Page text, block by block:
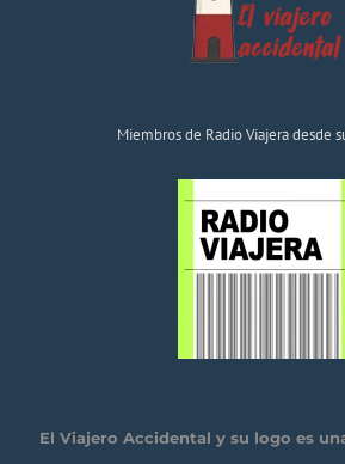
Miembros de Radio Viajera desde
El Viajero Accidental y su logo es